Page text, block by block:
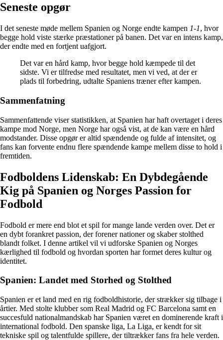
Seneste opgør
I det seneste møde mellem Spanien og Norge endte kampen 1-1, hvor
begge hold viste stærke præstationer på banen. Det var en intens kamp,
der endte med en fortjent uafgjort.
Det var en hård kamp, hvor begge hold kæmpede til det
sidste. Vi er tilfredse med resultatet, men vi ved, at der er
plads til forbedring, udtalte Spaniens træner efter kampen.
Sammenfatning
Sammenfattende viser statistikken, at Spanien har haft overtaget i deres
kampe mod Norge, men Norge har også vist, at de kan være en hård
modstander. Disse opgør er altid spændende og fulde af intensitet, og
fans kan forvente endnu flere spændende kampe mellem disse to hold i
fremtiden.
Fodboldens Lidenskab: En Dybdegående
Kig på Spanien og Norges Passion for
Fodbold
Fodbold er mere end blot et spil for mange lande verden over. Det er
en dybt forankret passion, der forener nationer og skaber stolthed
blandt folket. I denne artikel vil vi udforske Spanien og Norges
kærlighed til fodbold og hvordan sporten har formet deres kultur og
identitet.
Spanien: Landet med Storhed og Stolthed
Spanien er et land med en rig fodboldhistorie, der strækker sig tilbage i
årtier. Med stolte klubber som Real Madrid og FC Barcelona samt en
succesfuld nationalmandskab har Spanien været en dominerende kraft i
international fodbold. Den spanske liga, La Liga, er kendt for sit
tekniske spil og talentfulde spillere, der tiltrækker fans fra hele verden.